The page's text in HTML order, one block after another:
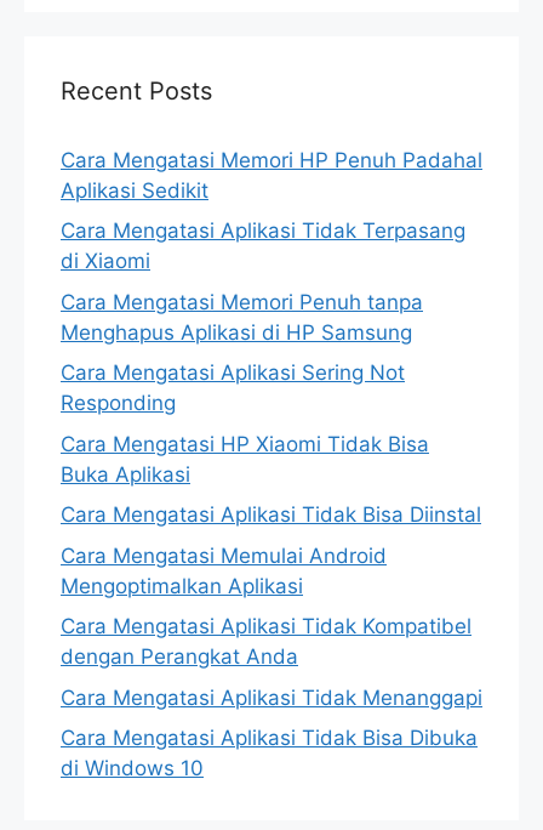
Recent Posts
Cara Mengatasi Memori HP Penuh Padahal
Aplikasi Sedikit
Cara Mengatasi Aplikasi Tidak Terpasang
di Xiaomi
Cara Mengatasi Memori Penuh tanpa
Menghapus Aplikasi di HP Samsung
Cara Mengatasi Aplikasi Sering Not
Responding
Cara Mengatasi HP Xiaomi Tidak Bisa
Buka Aplikasi
Cara Mengatasi Aplikasi Tidak Bisa Diinstal
Cara Mengatasi Memulai Android
Mengoptimalkan Aplikasi
Cara Mengatasi Aplikasi Tidak Kompatibel
dengan Perangkat Anda
Cara Mengatasi Aplikasi Tidak Menanggapi
Cara Mengatasi Aplikasi Tidak Bisa Dibuka
di Windows 10